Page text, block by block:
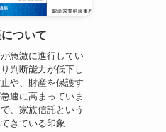
ついて
急激に進行してい
判断能力が低下し
や、財産を保護す
速に高まっていま
、家族信託という
きている印象...